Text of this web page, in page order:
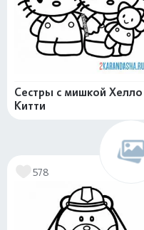
Сестры с мишкой Хелло
Китти
578